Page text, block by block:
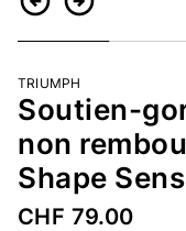
RetourContinuer
TRIUMPH
Soutien-
non
Shape
CHF 79.00